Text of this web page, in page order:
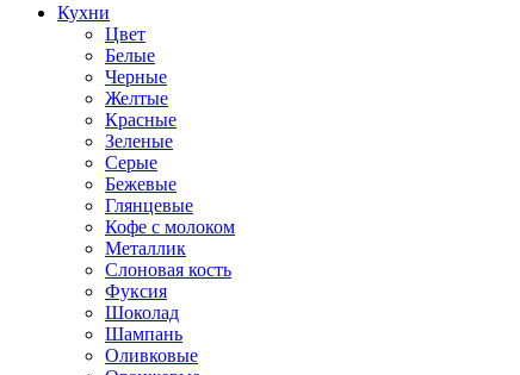
Кухни
Цвет
Белые
Черные
Желтые
Красные
Зеленые
Серые
Бежевые
Глянцевые
Кофе с молоком
Металлик
Слоновая кость
Фуксия
Шоколад
Шампань
Оливковые